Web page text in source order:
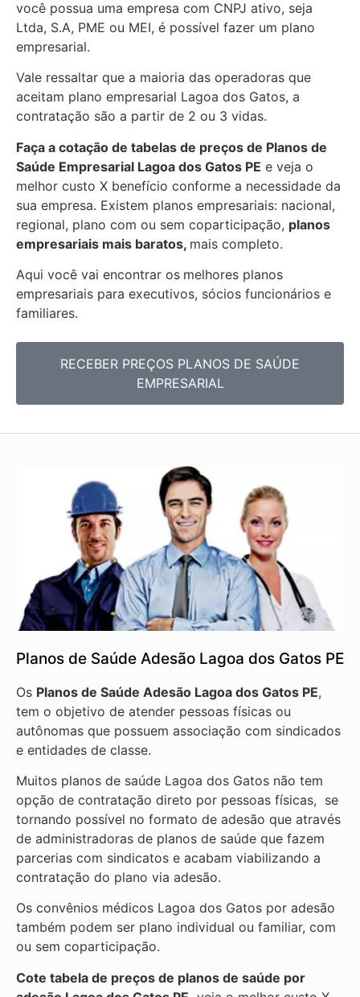
você possua uma empresa com CNPJ ativo, seja
Ltda, S.A, PME ou MEI, é possível fazer um plano
empresarial.
Vale ressaltar que a maioria das operadoras que
aceitam plano empresarial Lagoa dos Gatos, a
contratação são a partir de 2 ou 3 vidas.
Faça a cotação de tabelas de preços de Planos de
Saúde Empresarial Lagoa dos Gatos PE e veja o
melhor custo X benefício conforme a necessidade da
sua empresa. Existem planos empresariais: nacional,
regional, plano com ou sem coparticipação, planos
empresariais mais baratos, mais completo.
Aqui você vai encontrar os melhores planos
empresariais para executivos, sócios funcionários e
familiares.
RECEBER PREÇOS PLANOS DE SAÚDE
EMPRESARIAL
Planos de Saúde Adesão Lagoa dos Gatos PE
Os Planos de Saúde Adesão Lagoa dos Gatos PE,
tem o objetivo de atender pessoas físicas ou
autônomas que possuem associação com sindicados
e entidades de classe.
Muitos planos de saúde Lagoa dos Gatos não tem
opção de contratação direto por pessoas físicas, se
tornando possível no formato de adesão que através
de administradoras de planos de saúde que fazem
parcerias com sindicatos e acabam viabilizando a
contratação do plano via adesão.
Os convênios médicos Lagoa dos Gatos por adesão
também podem ser plano individual ou familiar, com
ou sem coparticipação.
Cote tabela de preços de planos de saúde por